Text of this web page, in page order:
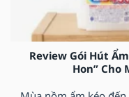
Review Gói Hút
Hon” Cho